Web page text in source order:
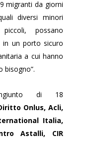
migranti da giorni
diversi minori
possano
in un porto sicuro
a cui hanno
bisogno”.
di 18
Onlus, Acli,
Italia,
Astalli, CIR